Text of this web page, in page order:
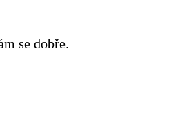
se dobře.